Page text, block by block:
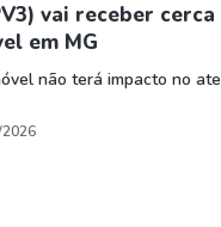
vai receber
em MG
não terá impacto no